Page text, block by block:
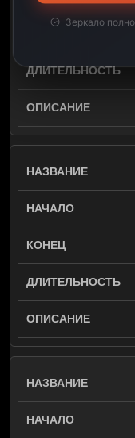
Зеркало